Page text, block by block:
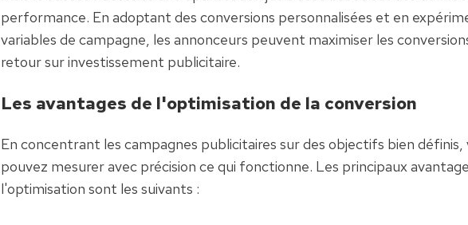
performance. En adoptant des conversions personnalisées et en
variables de campagne, les annonceurs peuvent maximiser les
retour sur investissement publicitaire.
Les avantages de l'optimisation de la conversion
En concentrant les campagnes publicitaires sur des objectifs bien définis,
pouvez mesurer avec précision ce qui fonctionne. Les principaux
l'optimisation sont les suivants :